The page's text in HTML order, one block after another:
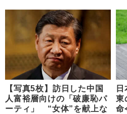
【写真5枚】訪日した中国
人富裕層向けの「破廉恥パ
ーティ」 “女体”を献上な
東
命